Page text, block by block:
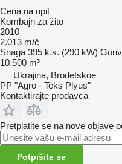
Cena na upit
Kombajn za žito
2010
2.013 m/č
Snaga 395 k.s. (290 kW)
10.500 m³
Ukrajina, Brodetskoe
PP "Agro - Teks Plyus"
Kontaktirajte prodavca
Pretplatite se na nove objave
Potpišite se